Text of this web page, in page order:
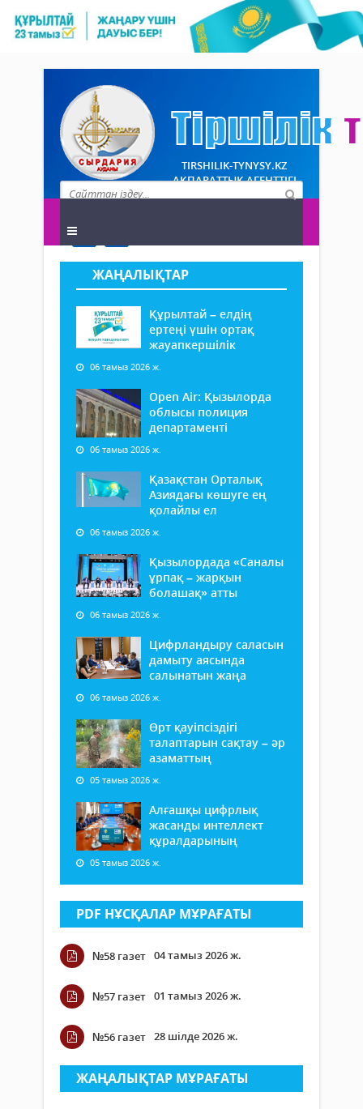
TIRSHILIK-TYNYSY.KZ
АҚПАРАТТЫҚ АГЕНТТІГІ
ЖАҢАЛЫҚТАР
Құрылтай – елдің
ертеңі үшін ортақ
жауапкершілік
06 тамыз 2026 ж.
Open Air: Қызылорда
облысы полиция
департаменті
06 тамыз 2026 ж.
Қазақстан Орталық
Азиядағы көшуге ең
қолайлы ел
06 тамыз 2026 ж.
Қызылордада «Саналы
ұрпақ – жарқын
болашақ» атты
06 тамыз 2026 ж.
Цифрландыру саласын
дамыту аясында
салынатын жаңа
06 тамыз 2026 ж.
Өрт қауіпсіздігі
талаптарын сақтау – әр
азаматтың
05 тамыз 2026 ж.
Алғашқы цифрлық
жасанды интеллект
құралдарының
05 тамыз 2026 ж.
PDF НҰСҚАЛАР МҰРАҒАТЫ
№58 газет 04 тамыз 2026 ж.
№57 газет 01 тамыз 2026 ж.
№56 газет 28 шілде 2026 ж.
ЖАҢАЛЫҚТАР МҰРАҒАТЫ